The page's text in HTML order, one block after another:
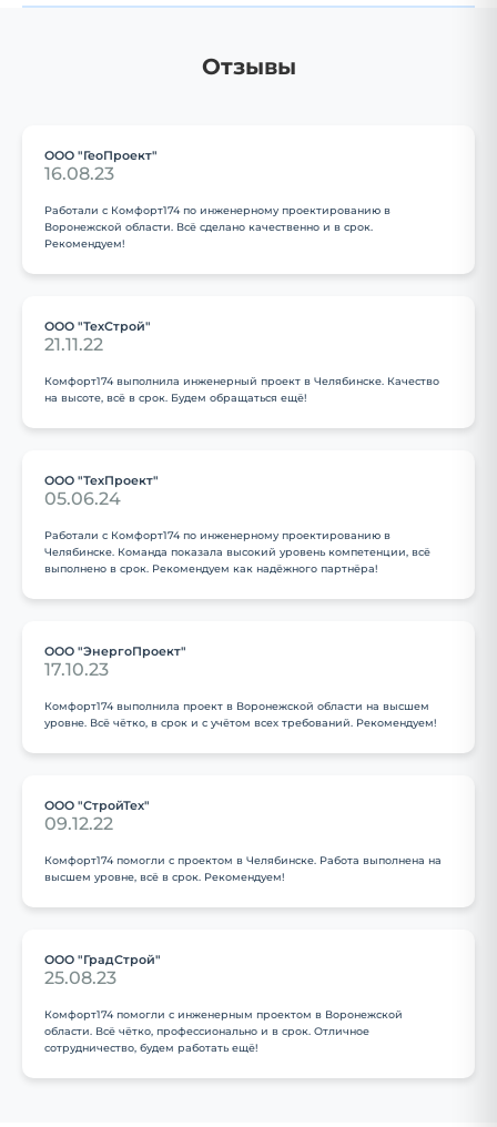
Отзывы
ООО "ГеоПроект"
16.08.23
Работали с Комфорт174 по инженерному проектированию в
Воронежской области. Всё сделано качественно и в срок.
Рекомендуем!
ООО "ТехСтрой"
21.11.22
Комфорт174 выполнила инженерный проект в Челябинске. Качество
на высоте, всё в срок. Будем обращаться ещё!
ООО "ТехПроект"
05.06.24
Работали с Комфорт174 по инженерному проектированию в
Челябинске. Команда показала высокий уровень компетенции, всё
выполнено в срок. Рекомендуем как надёжного партнёра!
ООО "ЭнергоПроект"
17.10.23
Комфорт174 выполнила проект в Воронежской области на высшем
уровне. Всё чётко, в срок и с учётом всех требований. Рекомендуем!
ООО "СтройТех"
09.12.22
Комфорт174 помогли с проектом в Челябинске. Работа выполнена на
высшем уровне, всё в срок. Рекомендуем!
ООО "ГрадСтрой"
25.08.23
Комфорт174 помогли с инженерным проектом в Воронежской
области. Всё чётко, профессионально и в срок. Отличное
сотрудничество, будем работать ещё!